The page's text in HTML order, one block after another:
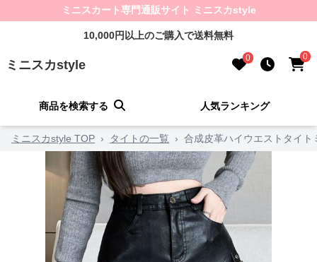
ミニスカート専門通販サイト ミニスカstyle
10,000円以上のご購入で送料無料
ミニスカstyle 0 0
商品を検索する 人気ランキング
ミニスカstyle TOP › タイトの一覧 › 合成皮革ハイウエストタイト